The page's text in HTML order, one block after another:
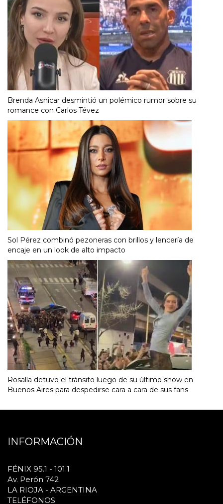
Brenda Asnicar desmintió un polémico rumor sobre su
romance con Carlos Tévez
Sol Pérez combinó pezoneras con brillos y lencería de
encaje en un look de alto impacto
Rosalía detuvo el tránsito luego de su último show en
Buenos Aires para despedirse cara a cara de sus fans
INFORMACIÓN
FÉNIX 95.1 - 101.1
Av. Perón 742
LA RIOJA - ARGENTINA
TELÉFONOS